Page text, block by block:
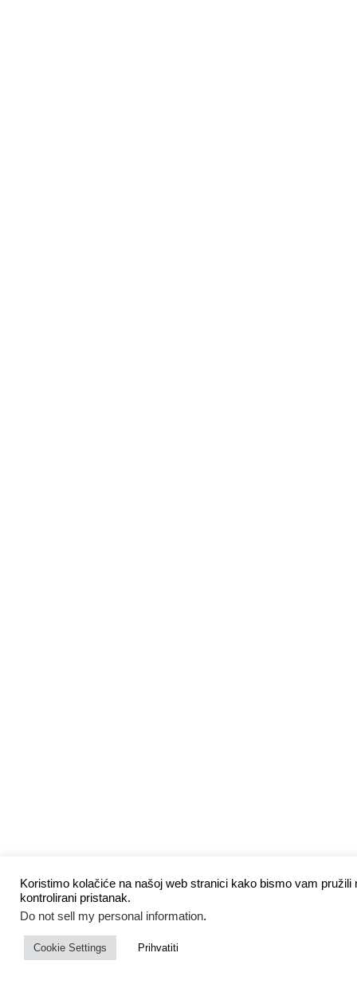
Koristimo kolačiće na našoj web stranici kako bismo vam
kontrolirani pristanak.
Do not sell my personal information.
Cookie Settings Prihvatiti